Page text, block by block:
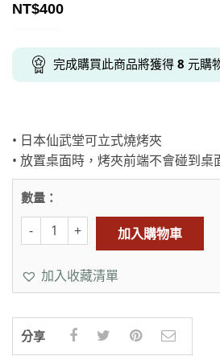
NT$400
完成購買此商品將獲得 8 元購
• 日本仙武堂可立式燒烤夾
• 放置桌面時，烤夾前端不會碰到桌
數量：
加入購物車
加入收藏清單
分享